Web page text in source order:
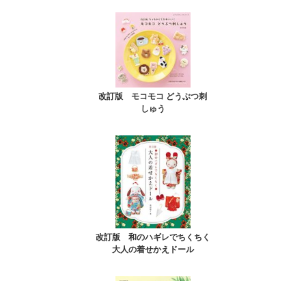
改訂版 モコモコ どうぶつ刺
しゅう
改訂版 和のハギレでちくちく
大人の着せかえドール